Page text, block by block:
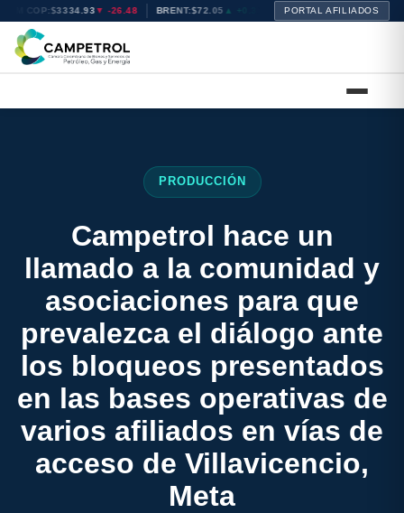
COP:$3334.93▼ -26.48 BRENT:$72.05▲ +0.31 WTI:$68.83▲ +0.32
PORTAL AFILIADOS
PRODUCCIÓN
Campetrol hace un
llamado a la comunidad y
asociaciones para que
prevalezca el diálogo ante
los bloqueos presentados
en las bases operativas de
varios afiliados en vías de
acceso de Villavicencio,
Meta